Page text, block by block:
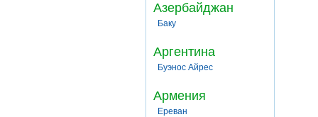
Азербайджан
Баку
Аргентина
Буэнос Айрес
Армения
Ереван